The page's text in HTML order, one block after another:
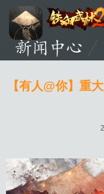
【有人@你】重
资讯
论坛